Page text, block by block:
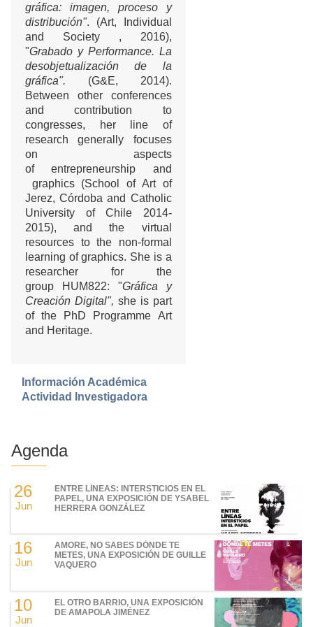
gráfica: imagen, proceso y
distribución". (Art, Individual
and Society , 2016),
"Grabado y Performance. La
desobjetualización de la
gráfica". (G&E, 2014).
Between other conferences
and contribution to
congresses, her line of
research generally focuses
on aspects
of entrepreneurship and
graphics (School of Art of
Jerez, Córdoba and Catholic
University of Chile 2014-
2015), and the virtual
resources to the non-formal
learning of graphics. She is a
researcher for the
group HUM822: "Gráfica y
Creación Digital", she is part
of the PhD Programme Art
and Heritage.
Información Académica
Actividad Investigadora
Agenda
26
Jun
ENTRE LÍNEAS: INTERSTICIOS EN EL
PAPEL, UNA EXPOSICIÓN DE YSABEL
HERRERA GONZÁLEZ
16
Jun
AMORE, NO SABES DÓNDE TE
METES, UNA EXPOSICIÓN DE GUILLE
VAQUERO
10
Jun
EL OTRO BARRIO, UNA EXPOSICIÓN
DE AMAPOLA JIMÉNEZ